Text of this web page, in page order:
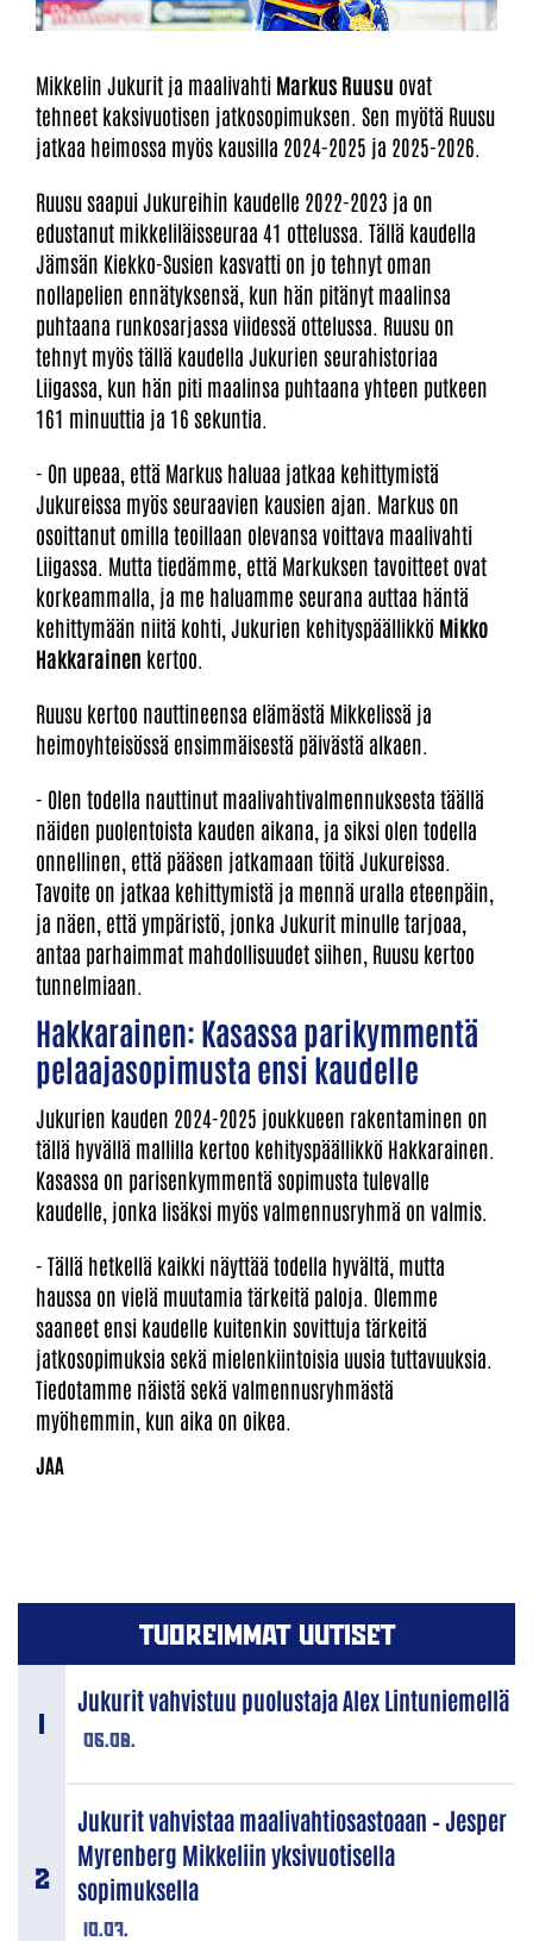
Mikkelin Jukurit ja maalivahti Markus Ruusu ovat
tehneet kaksivuotisen jatkosopimuksen. Sen myötä Ruusu
jatkaa heimossa myös kausilla 2024-2025 ja 2025-2026.
Ruusu saapui Jukureihin kaudelle 2022-2023 ja on
edustanut mikkeliläisseuraa 41 ottelussa. Tällä kaudella
Jämsän Kiekko-Susien kasvatti on jo tehnyt oman
nollapelien ennätyksensä, kun hän pitänyt maalinsa
puhtaana runkosarjassa viidessä ottelussa. Ruusu on
tehnyt myös tällä kaudella Jukurien seurahistoriaa
Liigassa, kun hän piti maalinsa puhtaana yhteen putkeen
161 minuuttia ja 16 sekuntia.
- On upeaa, että Markus haluaa jatkaa kehittymistä
Jukureissa myös seuraavien kausien ajan. Markus on
osoittanut omilla teoillaan olevansa voittava maalivahti
Liigassa. Mutta tiedämme, että Markuksen tavoitteet ovat
korkeammalla, ja me haluamme seurana auttaa häntä
kehittymään niitä kohti, Jukurien kehityspäällikkö Mikko
Hakkarainen kertoo.
Ruusu kertoo nauttineensa elämästä Mikkelissä ja
heimoyhteisössä ensimmäisestä päivästä alkaen.
- Olen todella nauttinut maalivahtivalmennuksesta täällä
näiden puolentoista kauden aikana, ja siksi olen todella
onnellinen, että pääsen jatkamaan töitä Jukureissa.
Tavoite on jatkaa kehittymistä ja mennä uralla eteenpäin,
ja näen, että ympäristö, jonka Jukurit minulle tarjoaa,
antaa parhaimmat mahdollisuudet siihen, Ruusu kertoo
tunnelmiaan.
Hakkarainen: Kasassa parikymmentä
pelaajasopimusta ensi kaudelle
Jukurien kauden 2024-2025 joukkueen rakentaminen on
tällä hyvällä mallilla kertoo kehityspäällikkö Hakkarainen.
Kasassa on parisenkymmentä sopimusta tulevalle
kaudelle, jonka lisäksi myös valmennusryhmä on valmis.
- Tällä hetkellä kaikki näyttää todella hyvältä, mutta
haussa on vielä muutamia tärkeitä paloja. Olemme
saaneet ensi kaudelle kuitenkin sovittuja tärkeitä
jatkosopimuksia sekä mielenkiintoisia uusia tuttavuuksia.
Tiedotamme näistä sekä valmennusryhmästä
myöhemmin, kun aika on oikea.
TUOREIMMAT UUTISET
06.08.
Jukurit vahvistuu puolustaja Alex Lintuniemellä
10.07.
Jukurit vahvistaa maalivahtiosastoaan – Jesper
Myrenberg Mikkeliin yksivuotisella
sopimuksella